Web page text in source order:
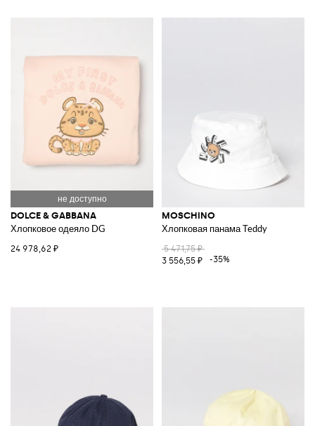
DOLCE & GABBANA
Хлопковое одеяло DG
24 978,62 ₽
MOSCHINO
Хлопковая панама Teddy
5 471,75 ₽
3 556,55 ₽
-35%